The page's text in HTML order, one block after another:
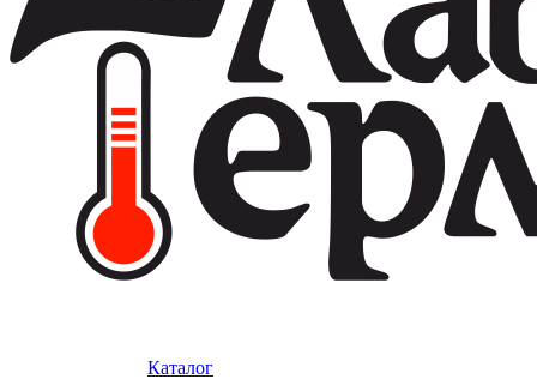
Каталог